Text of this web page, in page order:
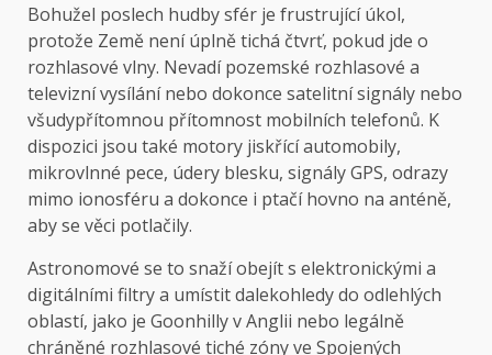
Bohužel poslech hudby sfér je frustrující úkol,
protože Země není úplně tichá čtvrť, pokud jde o
rozhlasové vlny. Nevadí pozemské rozhlasové a
televizní vysílání nebo dokonce satelitní signály nebo
všudypřítomnou přítomnost mobilních telefonů. K
dispozici jsou také motory jiskřící automobily,
mikrovlnné pece, údery blesku, signály GPS, odrazy
mimo ionosféru a dokonce i ptačí hovno na anténě,
aby se věci potlačily.
Astronomové se to snaží obejít s elektronickými a
digitálními filtry a umístit dalekohledy do odlehlých
oblastí, jako je Goonhilly v Anglii nebo legálně
chráněné rozhlasové tiché zóny ve Spojených